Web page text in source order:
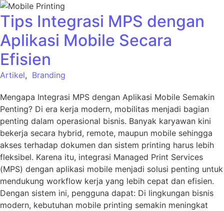
Tips Integrasi MPS dengan
Aplikasi Mobile Secara
Efisien
Artikel, Branding
Mengapa Integrasi MPS dengan Aplikasi Mobile Semakin
Penting? Di era kerja modern, mobilitas menjadi bagian
penting dalam operasional bisnis. Banyak karyawan kini
bekerja secara hybrid, remote, maupun mobile sehingga
akses terhadap dokumen dan sistem printing harus lebih
fleksibel. Karena itu, integrasi Managed Print Services
(MPS) dengan aplikasi mobile menjadi solusi penting untuk
mendukung workflow kerja yang lebih cepat dan efisien.
Dengan sistem ini, pengguna dapat: Di lingkungan bisnis
modern, kebutuhan mobile printing semakin meningkat